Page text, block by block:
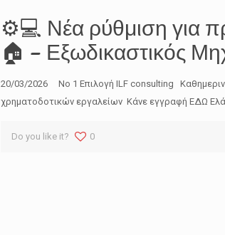
⚙️💻 Νέα ρύθμιση για
🏠 – Εξωδικαστικός
20/03/2026 No 1 Επιλογή ILF consulting
χρηματοδοτικών εργαλείων Κάνε εγγραφή ΕΔΩ
Do you like it? 0